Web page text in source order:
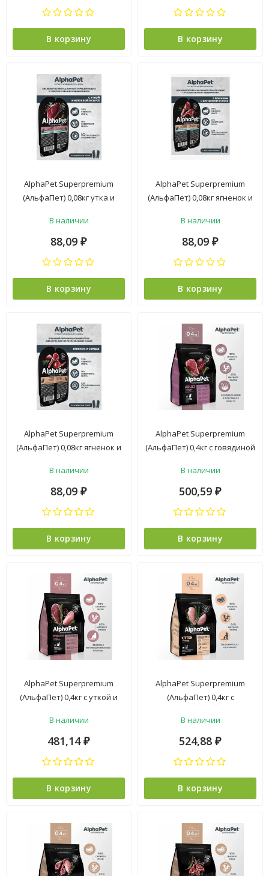
В корзину В корзину
AlphaPet Superpremium
(АльфаПет) 0,08кг утка и
соусе для кошек c
чувствительным
В наличии
88,09 ₽
В корзину
AlphaPet Superpremium
(АльфаПет) 0,08кг ягненок и
соусе для кошек c
чувствительным
В наличии
88,09 ₽
В корзину
AlphaPet Superpremium
(АльфаПет) 0,08кг ягненок и
стерилизованных кошек
(652406)
В наличии
88,09 ₽
В корзину
AlphaPet Superpremium
(АльфаПет) 0,4кг с говядиной
домашних кошек (650815)
В наличии
500,59 ₽
В корзину
AlphaPet Superpremium
(АльфаПет) 0,4кг с уткой и
стерилизованных кошек
(651690)
В наличии
481,14 ₽
В корзину
AlphaPet Superpremium
(АльфаПет) 0,4кг с
беременных и кормящих
кошек (650907)
В наличии
524,88 ₽
В корзину